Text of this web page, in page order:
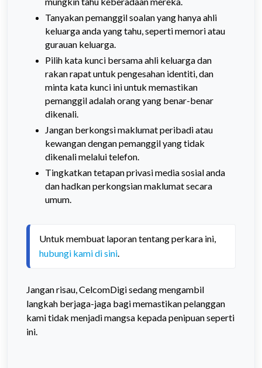
Tanyakan pemanggil soalan yang hanya ahli
keluarga anda yang tahu, seperti memori atau
gurauan keluarga.
Pilih kata kunci bersama ahli keluarga dan
rakan rapat untuk pengesahan identiti, dan
minta kata kunci ini untuk memastikan
pemanggil adalah orang yang benar-benar
dikenali.
Jangan berkongsi maklumat peribadi atau
kewangan dengan pemanggil yang tidak
dikenali melalui telefon.
Tingkatkan tetapan privasi media sosial anda
dan hadkan perkongsian maklumat secara
umum.
hubungi kami di sini.
Jangan risau, CelcomDigi sedang mengambil
langkah berjaga-jaga bagi memastikan pelanggan
kami tidak menjadi mangsa kepada penipuan seperti
ini.